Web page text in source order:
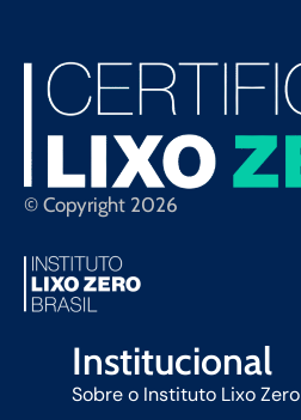
© Copyright 2026
Institucional
Sobre o Instituto Lixo Zero